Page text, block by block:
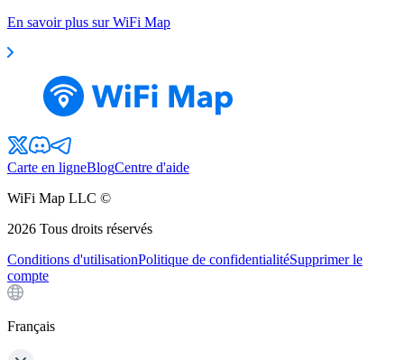
En savoir plus sur WiFi Map
Carte en ligneBlogCentre d'aide
WiFi Map LLC ©
2026 Tous droits réservés
Conditions d'utilisationPolitique de confidentialitéSupprimer le
compte
Français